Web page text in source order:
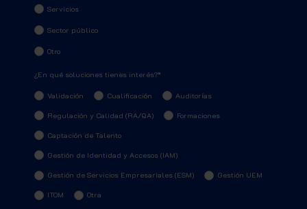
Servicios
Sector público
Otro
¿En qué soluciones tienes interés?*
Validación Cualificación Auditorías
Regulación y Calidad (RA/QA) Formaciones
Captación de Talento
Gestión de Identidad y Accesos (IAM)
Gestión de Servicios Empresariales (ESM) Gestión UEM
ITOM Otra